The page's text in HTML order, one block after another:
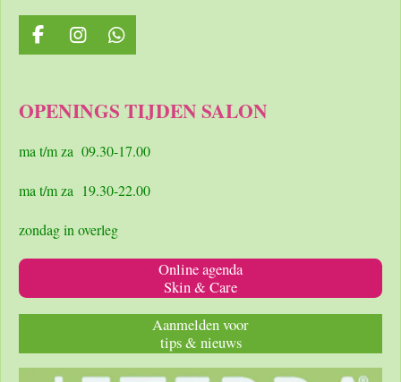
F
a
b
o
I
n
a
r
m
W
h
s
p
OPENINGS TIJDEN SALON
ma t/m za 09.30-17.00
ma t/m za 19.30-22.00
zondag in overleg
Online agenda
Skin & Care
Aanmelden voor
tips & nieuws